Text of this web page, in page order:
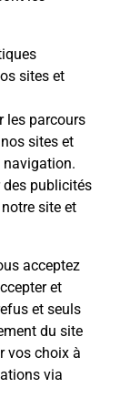
sites et
les parcours
sites et
des publicités
site et
acceptez
et
et seuls
du site
vos choix à
via
posées